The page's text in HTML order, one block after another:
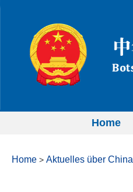
Home
Home > Aktuelles über China